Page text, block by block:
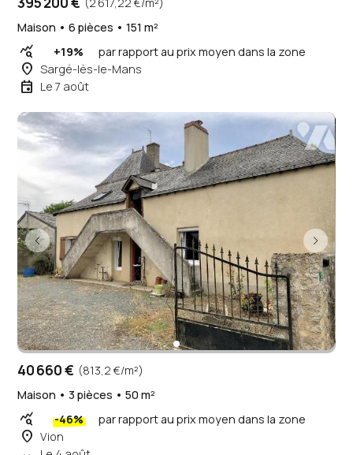
Maison • 6 pièces • 151 m²
query_stats +19% par rapport au prix moyen dans la zone
place Sargé-lès-le-Mans
event Le 7 août
40 660 € (813,2 €/m²)
Maison • 3 pièces • 50 m²
query_stats -46% par rapport au prix moyen dans la zone
place Vion